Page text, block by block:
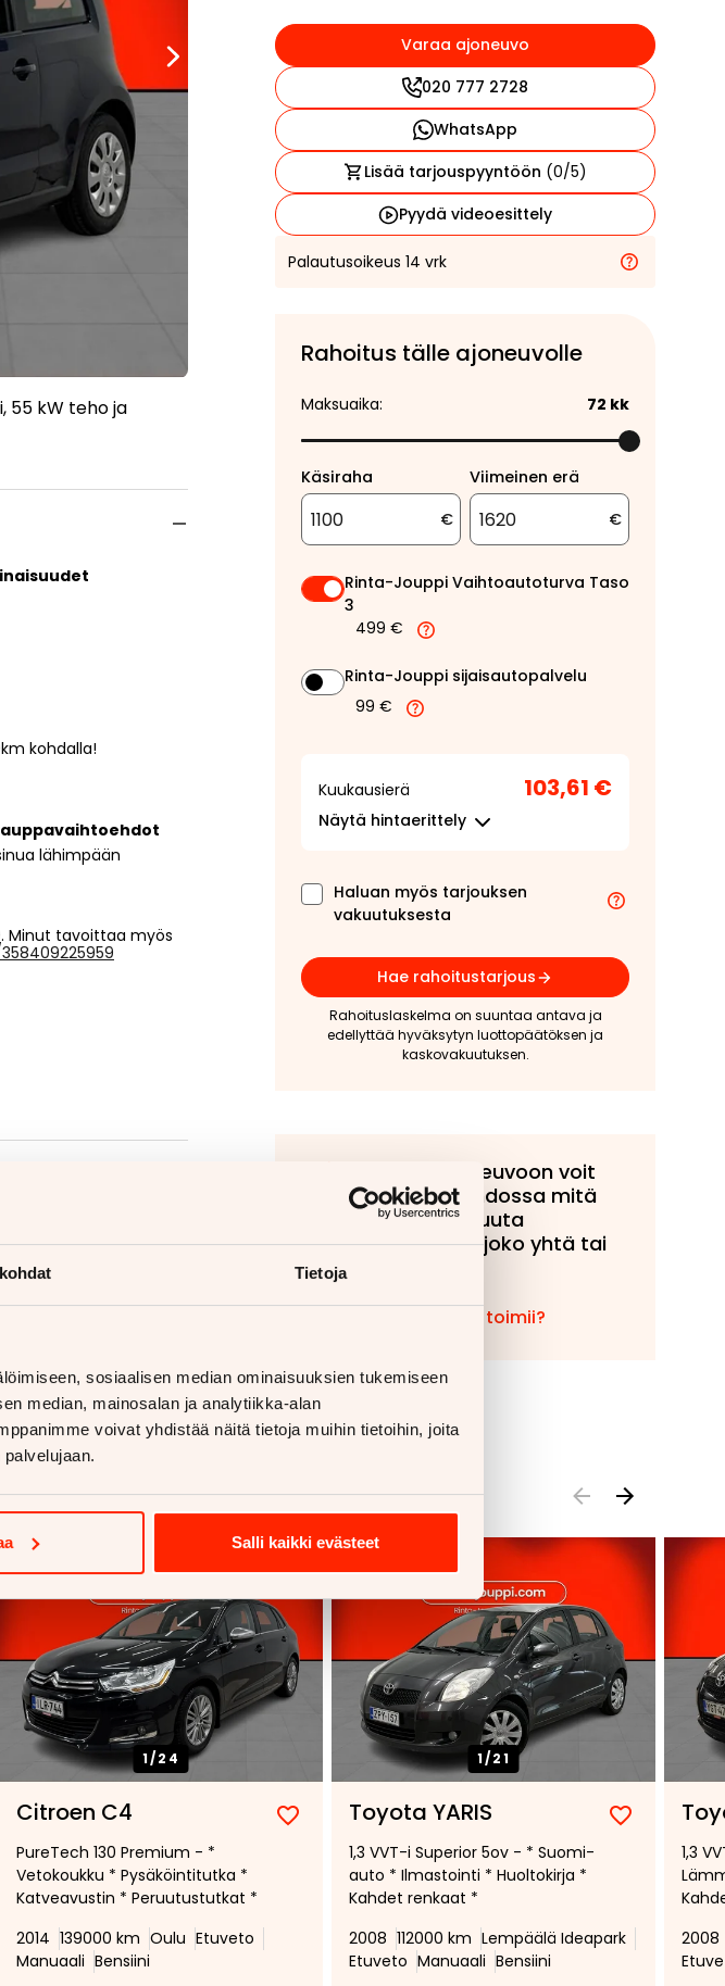
Tietoja
sosiaalisen median ominaisuuksien tukemiseen
median, mainosalan ja analytiikka-alan
voivat yhdistää näitä tietoja muihin tietoihin, joita
Salli kaikki evästeet
55 kW teho ja
kohdalla!
lähimpään
. Minut tavoittaa myös
Varaa ajoneuvo
020 777 2728
WhatsApp
Lisää tarjouspyyntöön (0/5)
Pyydä videoesittely
Palautusoikeus 14 vrk
Rahoitus tälle ajoneuvolle
Maksuaika: 72 kk
Käsiraha
€
Viimeinen erä
€
Rinta-Jouppi Vaihtoautoturva Taso
3
499 €
Rinta-Jouppi sijaisautopalvelu
99 €
Kuukausierä 103,61 €
Näytä hintaerittely
Haluan myös tarjouksen
vakuutuksesta
Hae rahoitustarjous
Rahoituslaskelma on suuntaa antava ja
edellyttää hyväksytyn luottopäätöksen ja
kaskovakuutuksen.
Tähän ajoneuvoon voit
tarjota vaihdossa mitä
tahansa muuta
ajoneuvoa, joko yhtä tai
Miten vaihto toimii?
1/24
Citroen C4
Lisää
suosikiksi
Poista
suosikeista
PureTech 130 Premium - *
Vetokoukku * Pysäköintitutka *
Katveavustin * Peruutustutkat *
2014 139000 km Oulu Etuveto
Manuaali Bensiini
1/21
Toyota YARIS
Lisää
suosikiksi
Poista
1,3 VVT-i Superior 5ov - * Suomi-
auto * Ilmastointi * Huoltokirja *
Kahdet renkaat *
2008 112000 km Lempäälä Ideapark
Etuveto Manuaali Bensiini
1,3
2008